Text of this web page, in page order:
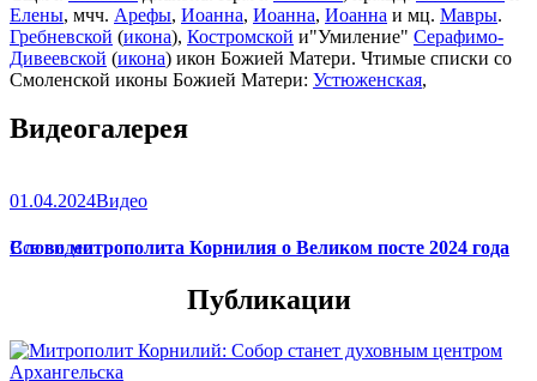
Елены, мчч. Арефы, Иоанна, Иоанна, Иоанна и мц. Мавры.
Гребневской (икона), Костромской и"Умиление" Серафимо-
Дивеевской (икона) икон Божией Матери. Чтимые списки со
Смоленской иконы Божией Матери: Устюженская,
(икона),Игрицкая,Шуйская
Сергиевская(в Троице-Сергиевой Лавре).
Видеогалерея
01.04.2024Видео
Слово митрополита Корнилия о Великом посте 2024 года
Все видео
Публикации